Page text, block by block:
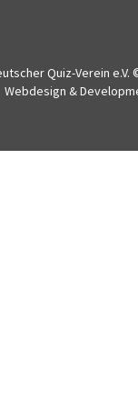
Quiz-Verein
Webdesign &